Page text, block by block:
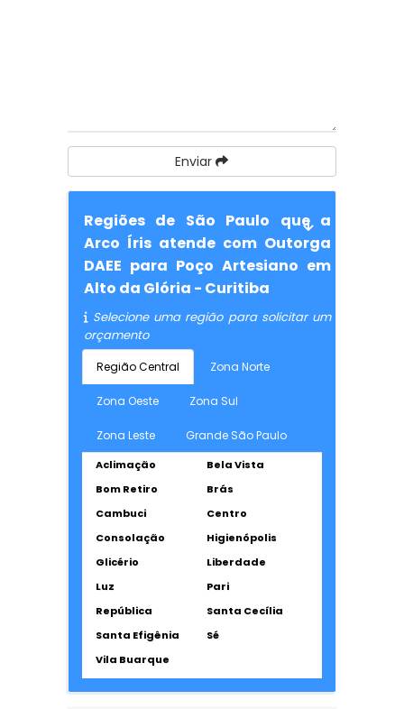
Enviar
Regiões de São Paulo que a
Arco Íris atende com Outorga
DAEE para Poço Artesiano em
Alto da Glória - Curitiba
Selecione uma região para solicitar um
orçamento
Região Central Zona Norte
Zona Oeste Zona Sul
Zona Leste Grande São Paulo
Aclimação
Bela Vista
Bom Retiro
Brás
Cambuci
Centro
Consolação
Higienópolis
Glicério
Liberdade
Luz
Pari
República
Santa Cecília
Santa Efigênia
Sé
Vila Buarque